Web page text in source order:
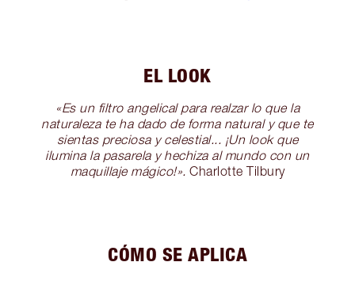
EL LOOK
«Es un filtro angelical para realzar lo que la
naturaleza te ha dado de forma natural y que te
sientas preciosa y celestial... ¡Un look que
ilumina la pasarela y hechiza al mundo con un
maquillaje mágico!». Charlotte Tilbury
CÓMO SE APLICA